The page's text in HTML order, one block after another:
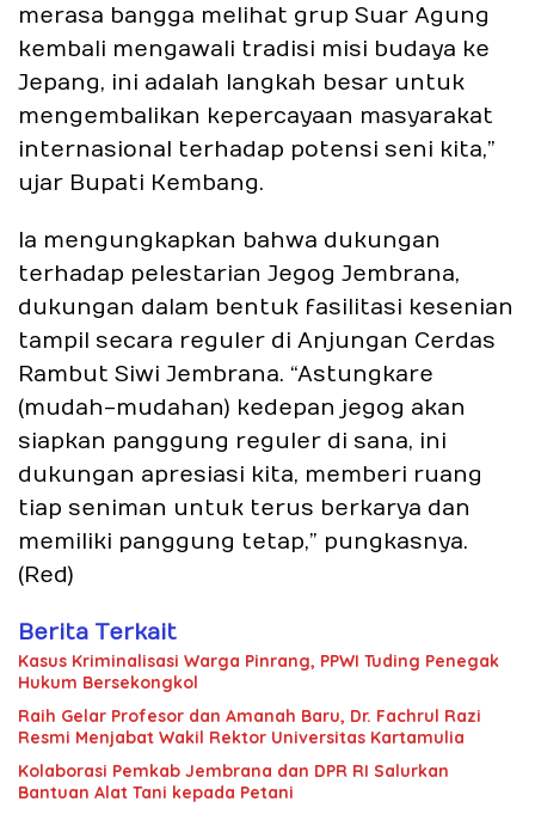
merasa bangga melihat grup Suar Agung
kembali mengawali tradisi misi budaya ke
Jepang, ini adalah langkah besar untuk
mengembalikan kepercayaan masyarakat
internasional terhadap potensi seni kita,”
ujar Bupati Kembang.
Ia mengungkapkan bahwa dukungan
terhadap pelestarian Jegog Jembrana,
dukungan dalam bentuk fasilitasi kesenian
tampil secara reguler di Anjungan Cerdas
Rambut Siwi Jembrana. “Astungkare
(mudah-mudahan) kedepan jegog akan
siapkan panggung reguler di sana, ini
dukungan apresiasi kita, memberi ruang
tiap seniman untuk terus berkarya dan
memiliki panggung tetap,” pungkasnya.
(Red)
Berita Terkait
Kasus Kriminalisasi Warga Pinrang, PPWI Tuding Penegak
Hukum Bersekongkol
Raih Gelar Profesor dan Amanah Baru, Dr. Fachrul Razi
Resmi Menjabat Wakil Rektor Universitas Kartamulia
Kolaborasi Pemkab Jembrana dan DPR RI Salurkan
Bantuan Alat Tani kepada Petani